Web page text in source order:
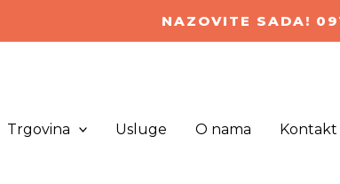
NAZOVITE SADA!
Trgovina Usluge O nama Kontakt